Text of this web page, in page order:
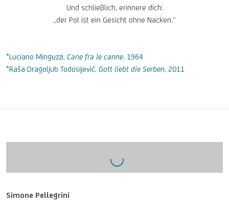
Und schließlich, erinnere dich:
„der Pol ist ein Gesicht ohne Nacken.“
*Luciano Minguzzi,Cane fra le canne, 1964
*Raša Dragoljub Todosijević,Gott liebt die Serben, 2011
Simone Pellegrini